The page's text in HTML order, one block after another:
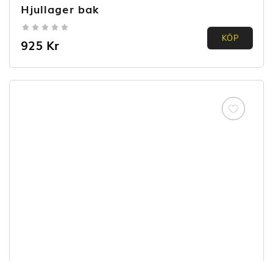
Hjullager bak
0.00
5
925 Kr KÖP